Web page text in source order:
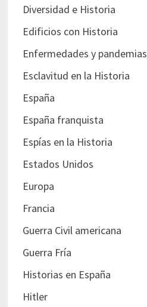
Diversidad e Historia
Edificios con Historia
Enfermedades y pandemias
Esclavitud en la Historia
España
España franquista
Espías en la Historia
Estados Unidos
Europa
Francia
Guerra Civil americana
Guerra Fría
Historias en España
Hitler